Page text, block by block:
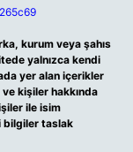
kurum veya şahıs
yalnızca kendi
yer alan içerikler
kişiler hakkında
ile isim
bilgiler taslak